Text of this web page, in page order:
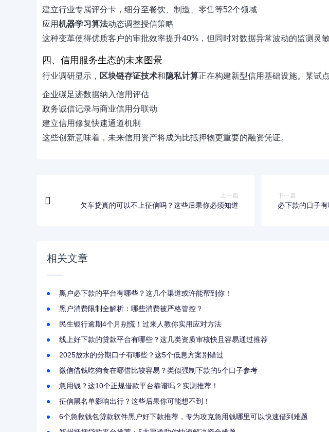
建立行业专属评分卡 ，细分至餐饮、制造、零售等52个领域
应用机器学习算法动态调整授信策略
这种变革使得优质客户的审批效率提升40%，但同时对数据异常波动的监测灵
四、信用服务生态的未来图景
行业调研显示， 区块链存证技术和隐私计算正在构建新型信用基础设施。某试
企业碳足迹数据纳入信用评估
政务诚信记录与商业信用分联动
建立信用修复快速通道机制
这些创新意味着，未来信用资产将成为比抵押物更重要的融资凭证。
上一篇
欠车贷真的可以不上征信吗？这些后果你必须知道
下一篇
必下款的口子
相关文章
黑户必下款的平台有哪些？这几个渠道或许能帮到你！
黑户消费限制全解析：哪些消费被严格管控？
民生银行逾期4个月别慌！过来人教你实用应对方法
线上好下款的贷款平台有哪些？这几类资质审核快且容易通过推荐
2025放水的分期口子有哪些？这5个低息方案别错过
微信借钱吃狗食在哪借比较容易？类似强制下款的5个口子参考
急用钱？这10个正规借款平台靠谱吗？实测推荐！
征信黑名单影响出行？这些后果你可能想不到！
6个急救钱包贷款软件黑户好下款推荐，专为攻克急用钱哪里可以快速借到难题